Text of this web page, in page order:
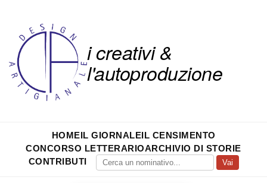
i creativi &
l'autoproduzione
HOMEIL GIORNALEIL CENSIMENTO
CONCORSO LETTERARIOARCHIVIO DI STORIE
CONTRIBUTI
Vai